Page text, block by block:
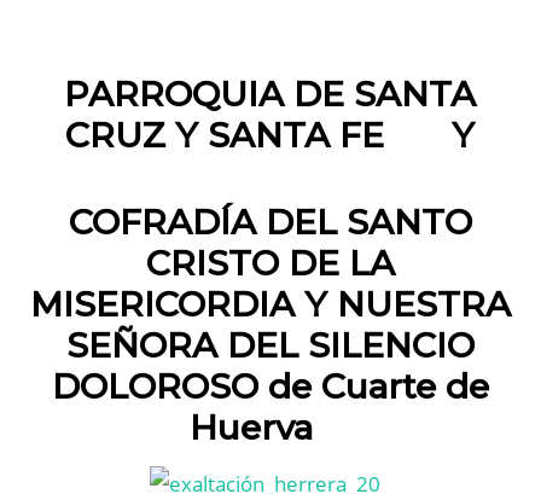
PARROQUIA DE SANTA
CRUZ Y SANTA FEY
COFRADÍA DEL SANTO
CRISTO DE LA
MISERICORDIA Y NUESTRA
SEÑORA DEL SILENCIO
DOLOROSO de Cuarte de
Huerva